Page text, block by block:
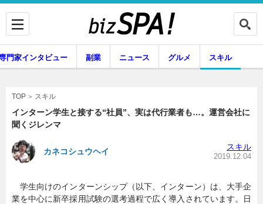
専門家インタビュー
副業 ニュース
門家インタビュー 副業 ニュース グルメ スキル
TOP スキル
インターン学生と接する“社員”、実は代行業者も…。運営会社に
聞くジレンマ
カネコシュウヘイ スキル
2019.12.04
学生向けのインターンシップ（以下、インターン）は、大手企
業を中心に新卒採用試験の選考過程で広く導入されています。日